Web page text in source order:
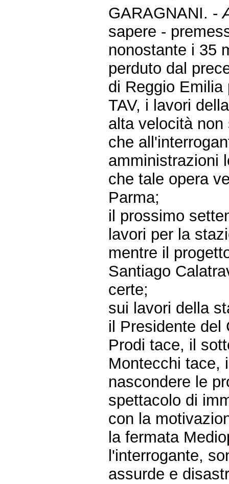
GARAGNANI. -
sapere -
nonostante i 35
perduto dal
di Reggio
TAV, i lavori
alta velocità
che
amministrazioni
che tale opera
Parma;
il prossimo
lavori per la
mentre il
Santiago
certe;
sui lavori della
il Presidente del
Prodi tace, il
Montecchi tace,
nascondere le
spettacolo di
con la
la fermata
l'interrogante,
assurde e